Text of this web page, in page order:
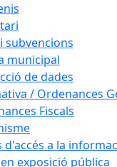
subvencions
municipal
de dades
/ Ordenances
Fiscals
d'accés a la
exposició pública